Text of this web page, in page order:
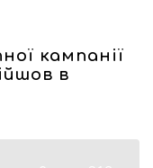
кампанії
в